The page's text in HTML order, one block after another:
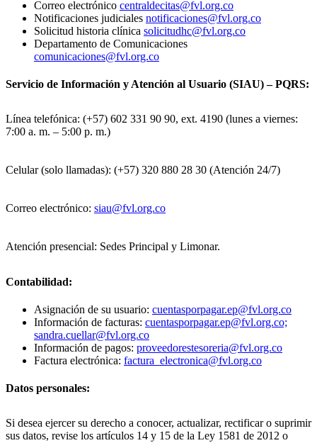
Correo electrónico centraldecitas@fvl.org.co
Notificaciones judiciales notificaciones@fvl.org.co
Solicitud historia clínica solicitudhc@fvl.org.co
Departamento de Comunicaciones
comunicaciones@fvl.org.co
Servicio de Información y Atención al Usuario (SIAU) – PQRS:
Línea telefónica: (+57) 602 331 90 90, ext. 4190 (lunes a viernes:
7:00 a. m. – 5:00 p. m.)
Celular (solo llamadas): (+57) 320 880 28 30 (Atención 24/7)
Correo electrónico: siau@fvl.org.co
Atención presencial: Sedes Principal y Limonar.
Contabilidad:
Asignación de su usuario: cuentasporpagar.ep@fvl.org.co
Información de facturas: cuentasporpagar.ep@fvl.org.co;
sandra.cuellar@fvl.org.co
Información de pagos: proveedorestesoreria@fvl.org.co
Factura electrónica: factura_electronica@fvl.org.co
Datos personales:
Si desea ejercer su derecho a conocer, actualizar, rectificar o suprimir
sus datos, revise los artículos 14 y 15 de la Ley 1581 de 2012 o